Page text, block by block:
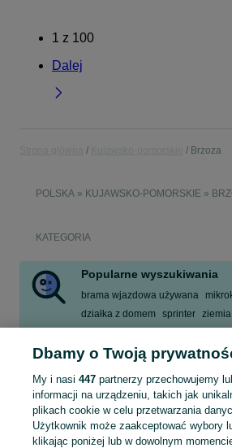
1 z 100
Dalej
Brzoza
POLSKA » KUJAWSKO-POMORSKIE »
KATEGORIA
Popularne wyszukiwania
brama wjazdowa używana
działka z domem
sprinter
Zobacz Więcej
Mapa kategorii
Dbamy o Twoją
My i nasi 447partnerzy przechowujemy
informacji na urządzeniu, takich jak
plikach cookie w celu przetwarzania
Użytkownik może zaakceptować wybory
klikając poniżej lub w dowolnym